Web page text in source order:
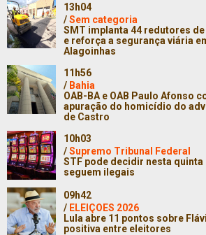
13h04
/Sem categoria
SMT implanta 44 redutores
e reforça a segurança viária
Alagoinhas
11h56
/ Bahia
OAB-BA e OAB Paulo Afonso
apuração do homicídio do
de Castro
10h03
/Supremo Tribunal Federal
STF pode decidir nesta
seguem ilegais
09h42
/ ELEIÇOES 2026
Lula abre 11 pontos sobre
positiva entre eleitores